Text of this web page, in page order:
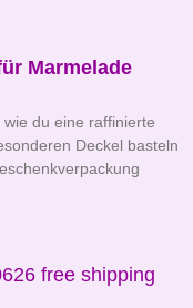
Marmelade
du eine raffinierte
Deckel basteln